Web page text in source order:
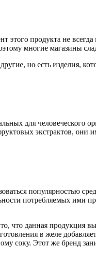
этого продукта не
многие магазины
но есть изделия,
для человеческого
экстрактов, они
популярностью
потребляемых
что данная продукция
в желе
соку. Этот же бренд